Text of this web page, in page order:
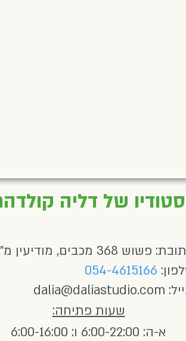
של דליה
פשוש 368 מכבים, מודיעין מ"ר
054-4615166
dalia@daliastudio.com
שעות פתיחה:
א-ה: 6:00-22:00 ו: 6:00-16:00